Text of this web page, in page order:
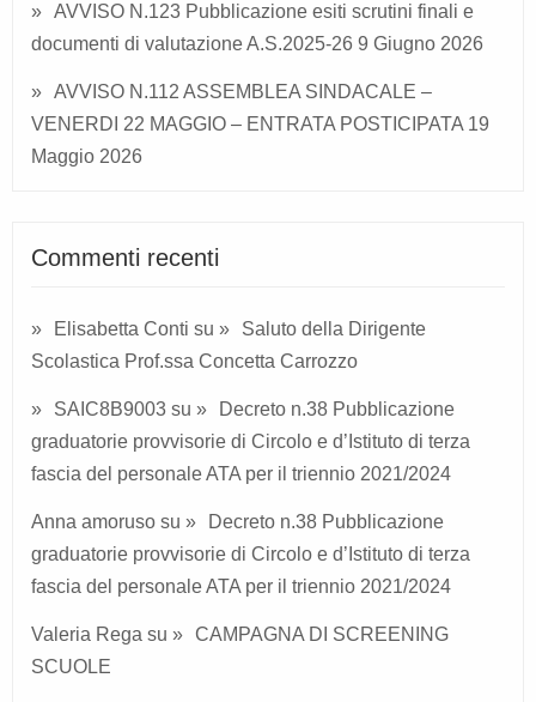
AVVISO N.123 Pubblicazione esiti scrutini finali e
documenti di valutazione A.S.2025-26 9 Giugno 2026
AVVISO N.112 ASSEMBLEA SINDACALE –
VENERDI 22 MAGGIO – ENTRATA POSTICIPATA 19
Maggio 2026
Commenti recenti
Elisabetta Conti su
Saluto della Dirigente
Scolastica Prof.ssa Concetta Carrozzo
SAIC8B9003 su
Decreto n.38 Pubblicazione
graduatorie provvisorie di Circolo e d’Istituto di terza
fascia del personale ATA per il triennio 2021/2024
Anna amoruso su
Decreto n.38 Pubblicazione
graduatorie provvisorie di Circolo e d’Istituto di terza
fascia del personale ATA per il triennio 2021/2024
Valeria Rega su
CAMPAGNA DI SCREENING
SCUOLE